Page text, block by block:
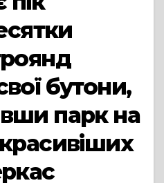
бутони,
парк на